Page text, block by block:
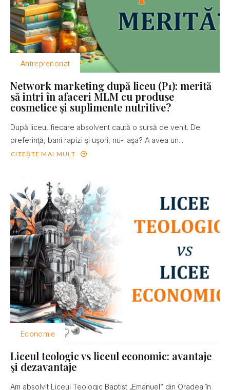
Antreprenoriat
Network marketing după liceu (P1): merită
să intri în afaceri MLM cu produse
cosmetice şi suplimente nutritive?
După liceu, fiecare absolvent caută o sursă de venit. De
preferinţă, bani rapizi şi uşori, nu-i aşa? A avea un...
CITEȘTE MAI MULT
Economie
Liceul teologic vs liceul economic: avantaje
şi dezavantaje
Am absolvit Liceul Teologic Baptist „Emanuel” din Oradea în